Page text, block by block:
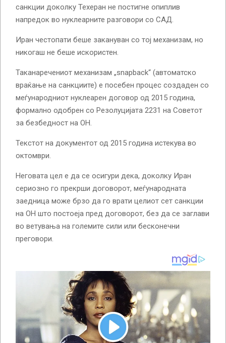
санкции доколку Техеран не постигне опиплив
напредок во нуклеарните разговори со САД.
Иран честопати беше закануван со тој механизам, но
никогаш не беше искористен.
Таканаречениот механизам „snapback“ (автоматско
враќање на санкциите) е посебен процес создаден со
меѓународниот нуклеарен договор од 2015 година,
формално одобрен со Резолуцијата 2231 на Советот
за безбедност на ОН.
Текстот на документот од 2015 година истекува во
октомври.
Неговата цел е да се осигури дека, доколку Иран
сериозно го прекрши договорот, меѓународната
заедница може брзо да го врати целиот сет санкции
на ОН што постоеја пред договорот, без да се заглави
во ветувања на големите сили или бесконечни
преговори.